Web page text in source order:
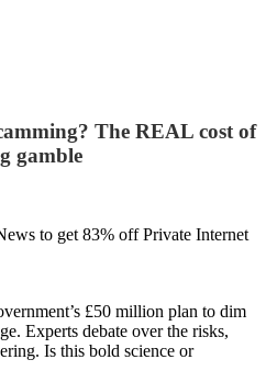
The REAL cost of
gamble
to get 83% off Private Internet
£50 million plan to dim
Experts debate over the risks,
Is this bold science or